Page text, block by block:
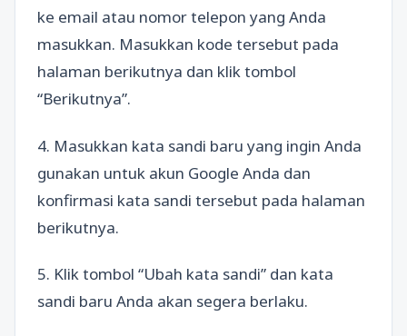
ke email atau nomor telepon yang Anda
masukkan. Masukkan kode tersebut pada
halaman berikutnya dan klik tombol
“Berikutnya”.
4. Masukkan kata sandi baru yang ingin Anda
gunakan untuk akun Google Anda dan
konfirmasi kata sandi tersebut pada halaman
berikutnya.
5. Klik tombol “Ubah kata sandi” dan kata
sandi baru Anda akan segera berlaku.